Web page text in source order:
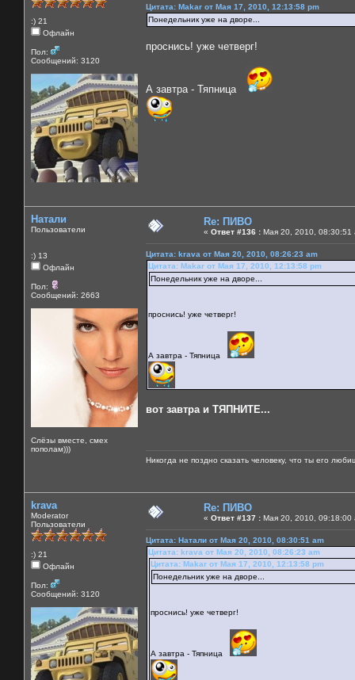
:) 21
Офлайн
Пол:
Сообщений: 3120
Цитата: Makar от Мая 17, 2010, 12:13:58 pm
Понедельник уже на дворе...
проснись! уже четверг!
А завтра - Тяпница
Натали
Пользователи
:) 13
Офлайн
Пол:
Сообщений: 2663
Слёзы вместе, смех
пополам)))
Re: ПИВО
« Ответ #136 : Мая 20, 2010, 08:30:51
Цитата: krava от Мая 20, 2010, 08:26:23 am
Цитата: Makar от Мая 17, 2010, 12:13:58 pm
Понедельник уже на дворе...
проснись! уже четверг!
А завтра - Тяпница
вот завтра и ТЯПНИТЕ...
Никогда не поздно сказать человеку, что ты его
krava
Moderator
Пользователи
:) 21
Офлайн
Пол:
Сообщений: 3120
Re: ПИВО
« Ответ #137 : Мая 20, 2010, 09:18:00
Цитата: Натали от Мая 20, 2010, 08:30:51 am
Цитата: krava от Мая 20, 2010, 08:26:23 am
Цитата: Makar от Мая 17, 2010, 12:13:58 pm
Понедельник уже на дворе...
проснись! уже четверг!
А завтра - Тяпница